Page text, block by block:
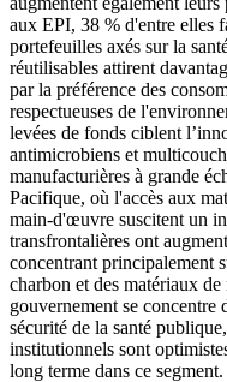
aux EPI, 38 % d'entre elles
portefeuilles axés sur la
réutilisables attirent
par la préférence des
respectueuses de
levées de fonds ciblent
antimicrobiens et
manufacturières à grande
Pacifique, où l'accès aux
main-d'œuvre suscitent un
transfrontalières ont
concentrant principalement
charbon et des matériaux
gouvernement se concentre
sécurité de la santé
institutionnels sont
long terme dans ce segment.